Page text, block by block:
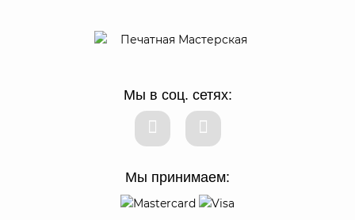
Мы в соц. сетях:
Мы принимаем: